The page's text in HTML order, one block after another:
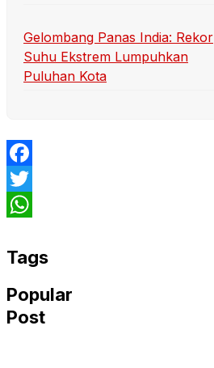
Gelombang Panas India: Rekor
Suhu Ekstrem Lumpuhkan
Puluhan Kota
Facebook
Twitter
Tags
Popular
Post